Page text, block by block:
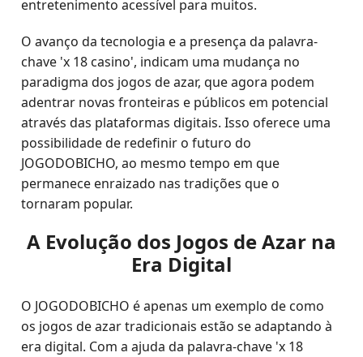
entretenimento acessível para muitos.
O avanço da tecnologia e a presença da palavra-
chave 'x 18 casino', indicam uma mudança no
paradigma dos jogos de azar, que agora podem
adentrar novas fronteiras e públicos em potencial
através das plataformas digitais. Isso oferece uma
possibilidade de redefinir o futuro do
JOGODOBICHO, ao mesmo tempo em que
permanece enraizado nas tradições que o
tornaram popular.
A Evolução dos Jogos de Azar na
Era Digital
O JOGODOBICHO é apenas um exemplo de como
os jogos de azar tradicionais estão se adaptando à
era digital. Com a ajuda da palavra-chave 'x 18